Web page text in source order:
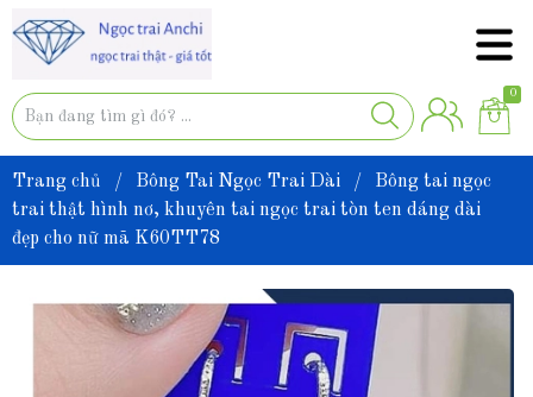
0
Trang chủ / Bông Tai Ngọc Trai Dài /
Bông tai ngọc
trai thật hình nơ, khuyên tai ngọc trai tòn ten dáng dài
đẹp cho nữ mã K60TT78